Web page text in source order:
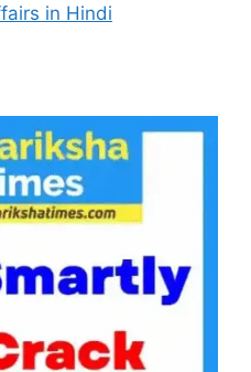
in Hindi